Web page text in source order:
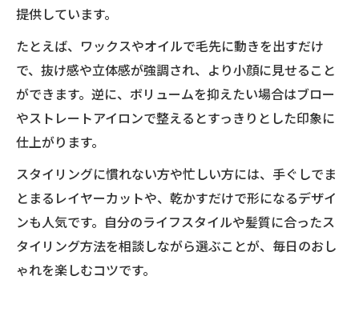
提供しています。
たとえば、ワックスやオイルで毛先に動きを出すだけ
で、抜け感や立体感が強調され、より小顔に見せること
ができます。逆に、ボリュームを抑えたい場合はブロー
やストレートアイロンで整えるとすっきりとした印象に
仕上がります。
スタイリングに慣れない方や忙しい方には、手ぐしでま
とまるレイヤーカットや、乾かすだけで形になるデザイ
ンも人気です。自分のライフスタイルや髪質に合ったス
タイリング方法を相談しながら選ぶことが、毎日のおし
ゃれを楽しむコツです。